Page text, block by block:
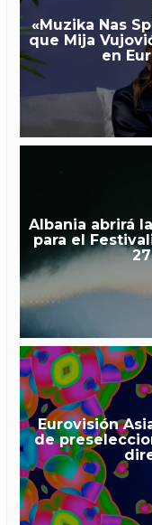
«Muzika Nas
que Mija
en
Albania abrirá
para el
Eurovisión
de